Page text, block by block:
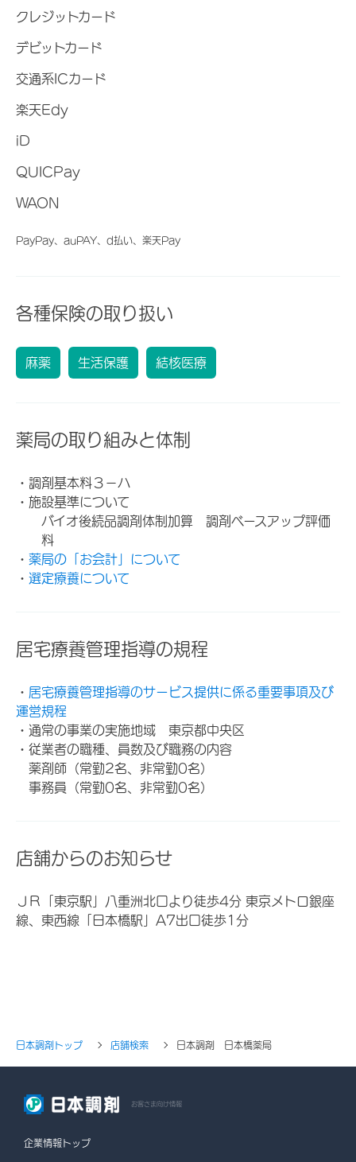
クレジットカード
デビットカード
交通系ICカード
楽天Edy
iD
QUICPay
WAON
PayPay、auPAY、d払い、楽天Pay
各種保険の取り扱い
麻薬 生活保護 結核医療
薬局の取り組みと体制
・調剤基本料３－ハ
・施設基準について
バイオ後続品調剤体制加算 調剤ベースアップ評価
料
・ 薬局の「お会計」について
・ 選定療養について
居宅療養管理指導の規程
・ 居宅療養管理指導のサービス提供に係る重要事項及び
運営規程
・通常の事業の実施地域 東京都中央区
・従業者の職種、員数及び職務の内容
薬剤師（常勤2名、非常勤0名）
事務員（常勤0名、非常勤0名）
店舗からのお知らせ
ＪＲ「東京駅」八重洲北口より徒歩4分 東京メトロ銀座
線、東西線「日本橋駅」A7出口徒歩1分
日本調剤トップ 店舗検索 日本調剤 日本橋薬局
お客さま向け情報
企業情報トップ